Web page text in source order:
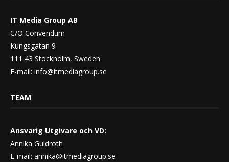
IT Media Group AB
C/O Convendum
Kungsgatan 9
111 43 Stockholm, Sweden
E-mail: info@itmediagroup.se
TEAM
Ansvarig Utgivare och VD:
Annika Guldroth
E-mail: annika@itmediagroup.se